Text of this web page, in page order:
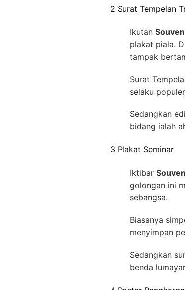
2 Surat Tempelan
Ikutan
plakat piala.
tampak
Surat
selaku
Sedangkan
bidang ialah
3 Plakat Seminar
Iktibar
golongan ini
sebangsa.
Biasanya
menyimpan
Sedangkan
benda